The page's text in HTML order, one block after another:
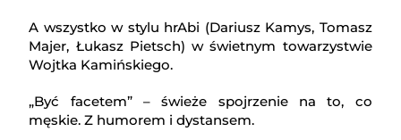
A wszystko w stylu hrAbi (Dariusz Kamys, Tomasz
Majer, Łukasz Pietsch) w świetnym towarzystwie
Wojtka Kamińskiego.
„Być facetem” – świeże spojrzenie na to, co
męskie. Z humorem i dystansem.